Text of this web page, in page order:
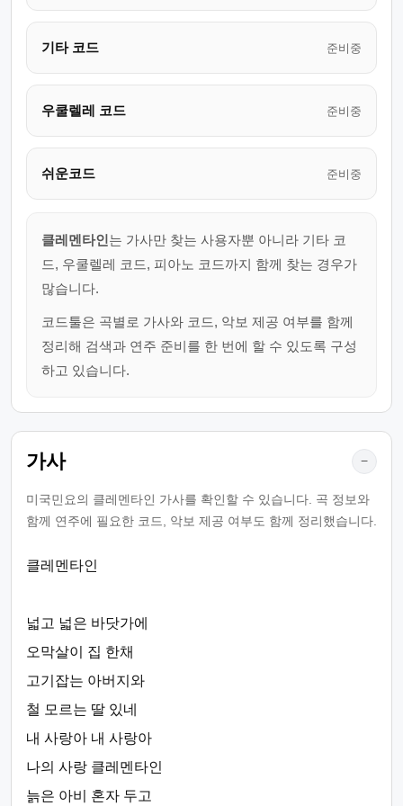
기타 코드 준비중
우쿨렐레 코드 준비중
쉬운코드 준비중
클레멘타인는 가사만 찾는 사용자뿐 아니라 기타 코
드, 우쿨렐레 코드, 피아노 코드까지 함께 찾는 경우가
많습니다.
코드툴은 곡별로 가사와 코드, 악보 제공 여부를 함께
정리해 검색과 연주 준비를 한 번에 할 수 있도록 구성
하고 있습니다.
가사 −
미국민요의 클레멘타인 가사를 확인할 수 있습니다. 곡 정보와
함께 연주에 필요한 코드, 악보 제공 여부도 함께 정리했습니다.
클레멘타인
넓고 넓은 바닷가에
오막살이 집 한채
고기잡는 아버지와
철 모르는 딸 있네
내 사랑아 내 사랑아
나의 사랑 클레멘타인
늙은 아비 혼자 두고